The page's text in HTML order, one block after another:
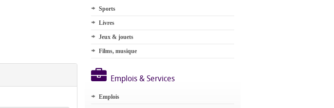
Sports
Livres
Jeux & jouets
Films, musique
Emplois & Services
Emplois